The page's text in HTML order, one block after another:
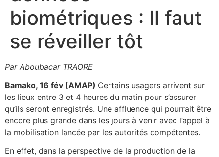
biométriques : Il faut
se réveiller tôt
Par Aboubacar TRAORE
Bamako, 16 fév (AMAP) Certains usagers arrivent sur
les lieux entre 3 et 4 heures du matin pour s’assurer
qu’ils seront enregistrés. Une affluence qui pourrait être
encore plus grande dans les jours à venir avec l’appel à
la mobilisation lancée par les autorités compétentes.
En effet, dans la perspective de la production de la